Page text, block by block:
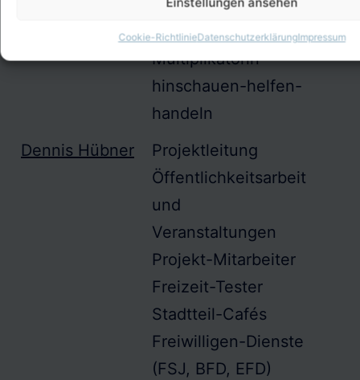
Cookie-RichtlinieDatenschutzerklärungImpressum
Beschwerde-
Management
Multiplikatorin
hinschauen-helfen-
handeln
Dennis Hübner
Projektleitung
Öffentlichkeitsarbeit
und
Veranstaltungen
Projekt-Mitarbeiter
Freizeit-Tester
Stadtteil-Cafés
Freiwilligen-Dienste
(FSJ, BFD, EFD)